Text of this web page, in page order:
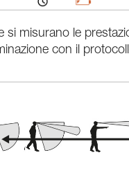
si misurano le
con il